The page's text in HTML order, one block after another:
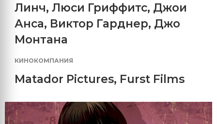
Линч, Люси Гриффитс, Джои
Анса, Виктор Гарднер, Джо
Монтана
КИНОКОМПАНИЯ
Matador Pictures, Furst Films